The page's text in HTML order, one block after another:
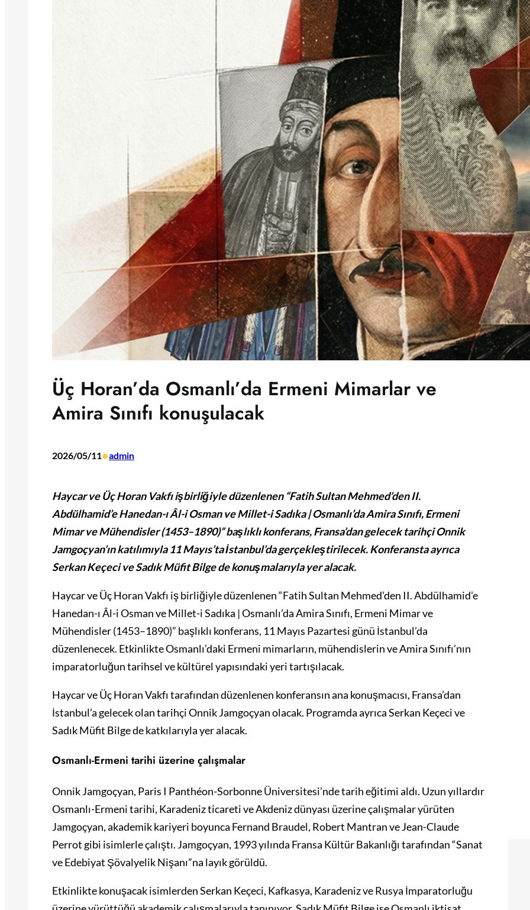
Üç Horan’da Osmanlı’da Ermeni Mimarlar ve
Amira Sınıfı konuşulacak
2026/05/11•admin
Haycar ve Üç Horan Vakfı işbirliğiyle düzenlenen “Fatih Sultan Mehmed’den II.
Abdülhamid’e Hanedan-ı Âl-i Osman ve Millet-i Sadıka | Osmanlı’da Amira Sınıfı, Ermeni
Mimar ve Mühendisler (1453–1890)” başlıklı konferans, Fransa’dan gelecek tarihçi Onnik
Jamgoçyan’ın katılımıyla 11 Mayıs’ta İstanbul’da gerçekleştirilecek. Konferansta ayrıca
Serkan Keçeci ve Sadık Müfit Bilge de konuşmalarıyla yer alacak.
Haycar ve Üç Horan Vakfı iş birliğiyle düzenlenen “Fatih Sultan Mehmed’den II. Abdülhamid’e
Hanedan-ı Âl-i Osman ve Millet-i Sadıka | Osmanlı’da Amira Sınıfı, Ermeni Mimar ve
Mühendisler (1453–1890)” başlıklı konferans, 11 Mayıs Pazartesi günü İstanbul’da
düzenlenecek. Etkinlikte Osmanlı’daki Ermeni mimarların, mühendislerin ve Amira Sınıfı’nın
imparatorluğun tarihsel ve kültürel yapısındaki yeri tartışılacak.
Haycar ve Üç Horan Vakfı tarafından düzenlenen konferansın ana konuşmacısı, Fransa’dan
İstanbul’a gelecek olan tarihçi Onnik Jamgoçyan olacak. Programda ayrıca Serkan Keçeci ve
Sadık Müfit Bilge de katkılarıyla yer alacak.
Osmanlı-Ermeni tarihi üzerine çalışmalar
Onnik Jamgoçyan, Paris I Panthéon-Sorbonne Üniversitesi’nde tarih eğitimi aldı. Uzun yıllardır
Osmanlı-Ermeni tarihi, Karadeniz ticareti ve Akdeniz dünyası üzerine çalışmalar yürüten
Jamgoçyan, akademik kariyeri boyunca Fernand Braudel, Robert Mantran ve Jean-Claude
Perrot gibi isimlerle çalıştı. Jamgoçyan, 1993 yılında Fransa Kültür Bakanlığı tarafından “Sanat
ve Edebiyat Şövalyelik Nişanı”na layık görüldü.
Etkinlikte konuşacak isimlerden Serkan Keçeci, Kafkasya, Karadeniz ve Rusya İmparatorluğu